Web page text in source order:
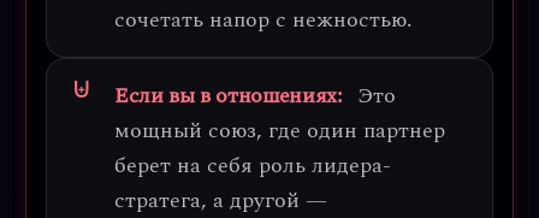
сочетать напор с нежностью.
Если вы в отношениях: Это
мощный союз, где один партнер
берет на себя роль лидера-
стратега, а другой —